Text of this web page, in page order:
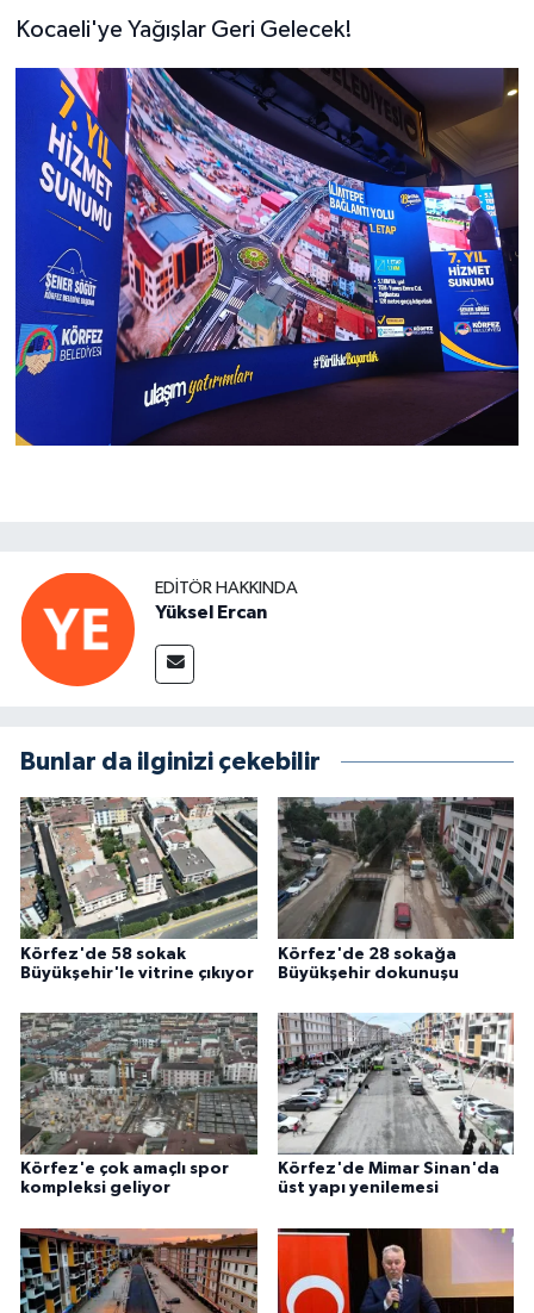
Kocaeli'ye Yağışlar Geri Gelecek!
EDITÖR HAKKINDA
Yüksel Ercan
Bunlar da ilginizi çekebilir
Körfez'de 58 sokak
Büyükşehir'le vitrine çıkıyor
Körfez'de 28 sokağa
Büyükşehir dokunuşu
Körfez'e çok amaçlı spor
kompleksi geliyor
Körfez'de Mimar Sinan'da
üst yapı yenilemesi